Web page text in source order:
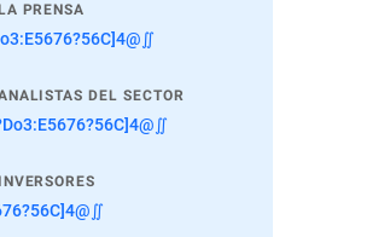
PRENSA
DEL SECTOR